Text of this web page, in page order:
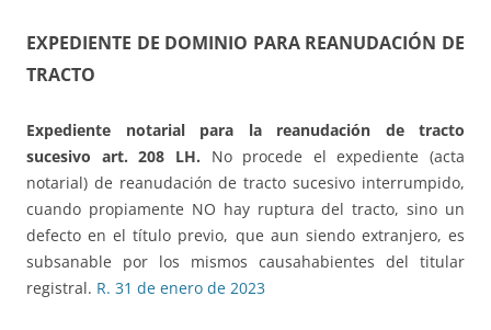
EXPEDIENTE DE DOMINIO PARA REANUDACIÓN DE
TRACTO
Expediente notarial para la reanudación de tracto
sucesivo art. 208 LH. No procede el expediente (acta
notarial) de reanudación de tracto sucesivo interrumpido,
cuando propiamente NO hay ruptura del tracto, sino un
defecto en el título previo, que aun siendo extranjero, es
subsanable por los mismos causahabientes del titular
registral. R. 31 de enero de 2023